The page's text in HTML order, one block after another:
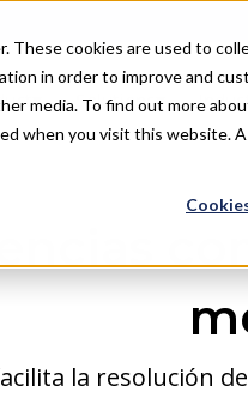
These cookies are used to
in order to improve and
media. To find out more
when you visit this website.
Solutions
la resolución